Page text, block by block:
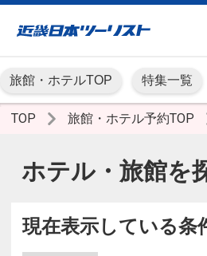
旅館・ホテルTOP 特集一覧
TOP 旅館・ホテル予約TOP
ホテル・旅館を
現在表示している条